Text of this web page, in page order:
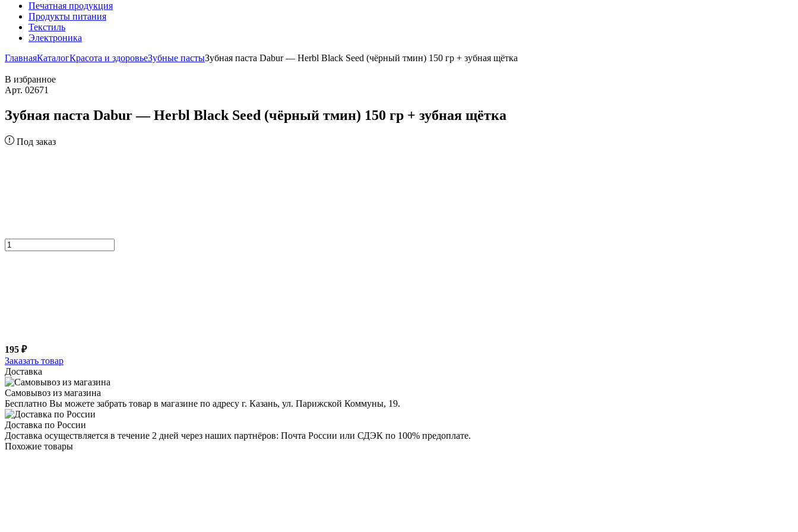
Печатная продукция
Продукты питания
Текстиль
Электроника
ГлавнаяКаталогКрасота и здоровьеЗубные пастыЗубная паста Dabur — Herbl Black Seed (чёрный тмин) 150 гр + зубная щётка
В избранное
Арт. 02671
Зубная паста Dabur — Herbl Black Seed (чёрный тмин) 150 гр + зубная щётка
Под заказ
195 ₽
Заказать товар
Доставка
Самовывоз из магазина
Бесплатно Вы можете забрать товар в магазине по адресу г. Казань, ул. Парижской Коммуны, 19.
Доставка по России
Доставка осуществляется в течение 2 дней через наших партнёров: Почта России или СДЭК по 100% предоплате.
Похожие товары